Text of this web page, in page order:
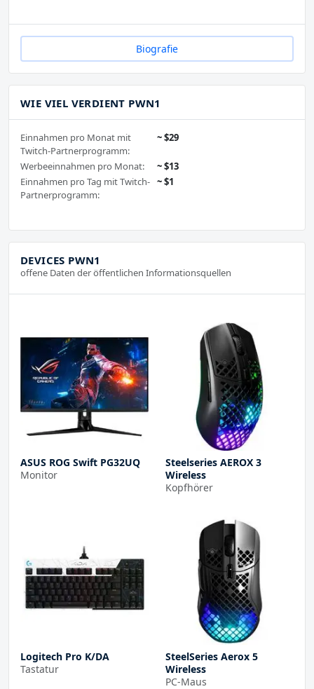
Biografie
WIE VIEL VERDIENT PWN1
Einnahmen pro Monat mit
Twitch-Partnerprogramm:
~ $29
Werbeeinnahmen pro Monat:
~ $13
Einnahmen pro Tag mit Twitch-
Partnerprogramm:
~ $1
DEVICES PWN1
offene Daten der öffentlichen Informationsquellen
ASUS ROG Swift PG32UQ
Monitor
Steelseries AEROX 3
Wireless
Kopfhörer
Logitech Pro K/DA
Tastatur
SteelSeries Aerox 5
Wireless
PC-Maus